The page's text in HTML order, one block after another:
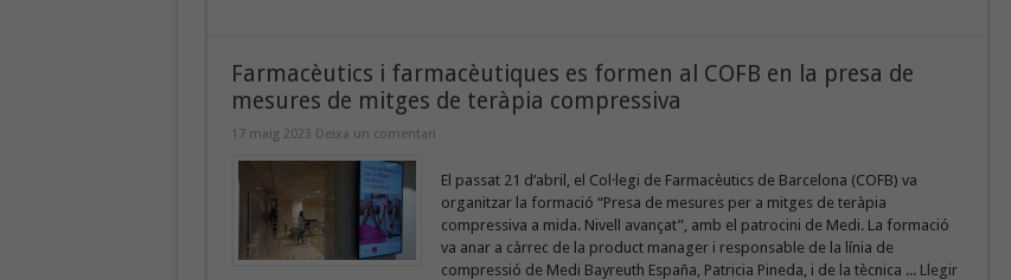
Farmacèutics i farmacèutiques es formen al COFB en la presa de
mesures de mitges de teràpia compressiva
17 maig 2023 Deixa un comentari
El passat 21 d’abril, el Col·legi de Farmacèutics de Barcelona (COFB) va
organitzar la formació “Presa de mesures per a mitges de teràpia
compressiva a mida. Nivell avançat”, amb el patrocini de Medi. La formació
va anar a càrrec de la product manager i responsable de la línia de
compressió de Medi Bayreuth España, Patricia Pineda, i de la tècnica ... Llegir